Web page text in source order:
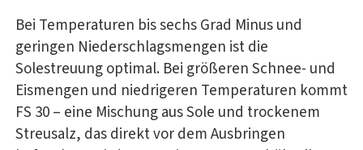
Bei Temperaturen bis sechs Grad Minus und
geringen Niederschlagsmengen ist die
Solestreuung optimal. Bei größeren Schnee- und
Eismengen und niedrigeren Temperaturen kommt
FS 30 – eine Mischung aus Sole und trockenem
Streusalz, das direkt vor dem Ausbringen